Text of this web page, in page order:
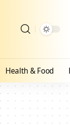
Health & Food